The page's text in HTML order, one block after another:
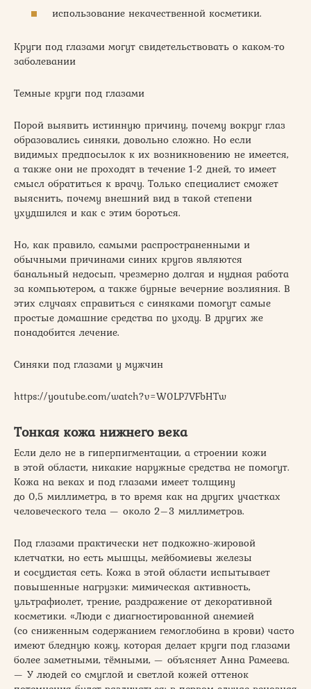
использование некачественной косметики.
Круги под глазами могут свидетельствовать о каком-то
заболевании
Темные круги под глазами
Порой выявить истинную причину, почему вокруг глаз
образовались синяки, довольно сложно. Но если
видимых предпосылок к их возникновению не имеется,
а также они не проходят в течение 1-2 дней, то имеет
смысл обратиться к врачу. Только специалист сможет
выяснить, почему внешний вид в такой степени
ухудшился и как с этим бороться.
Но, как правило, самыми распространенными и
обычными причинами синих кругов являются
банальный недосып, чрезмерно долгая и нудная работа
за компьютером, а также бурные вечерние возлияния. В
этих случаях справиться с синяками помогут самые
простые домашние средства по уходу. В других же
понадобится лечение.
Синяки под глазами у мужчин
https://youtube.com/watch?v=W0LP7VFbHTw
Тонкая кожа нижнего века
Если дело не в гиперпигментации, а строении кожи
в этой области, никакие наружные средства не помогут.
Кожа на веках и под глазами имеет толщину
до 0,5 миллиметра, в то время как на других участках
человеческого тела — около 2–3 миллиметров.
Под глазами практически нет подкожно-жировой
клетчатки, но есть мышцы, мейбомиевы железы
и сосудистая сеть. Кожа в этой области испытывает
повышенные нагрузки: мимическая активность,
ультрафиолет, трение, раздражение от декоративной
косметики. «Люди с диагностированной анемией
(со сниженным содержанием гемоглобина в крови) часто
имеют бледную кожу, которая делает круги под глазами
более заметными, тёмными, — объясняет Анна Рамеева.
— У людей со смуглой и светлой кожей оттенок